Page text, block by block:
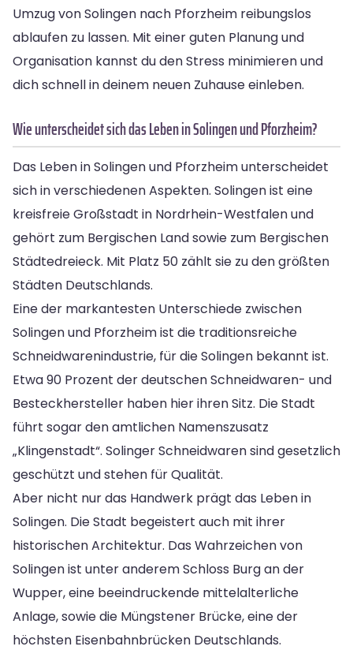
Umzug von Solingen nach Pforzheim reibungslos
ablaufen zu lassen. Mit einer guten Planung und
Organisation kannst du den Stress minimieren und
dich schnell in deinem neuen Zuhause einleben.
Wie unterscheidet sich das Leben in Solingen und Pforzheim?
Das Leben in Solingen und Pforzheim unterscheidet
sich in verschiedenen Aspekten. Solingen ist eine
kreisfreie Großstadt in Nordrhein-Westfalen und
gehört zum Bergischen Land sowie zum Bergischen
Städtedreieck. Mit Platz 50 zählt sie zu den größten
Städten Deutschlands.
Eine der markantesten Unterschiede zwischen
Solingen und Pforzheim ist die traditionsreiche
Schneidwarenindustrie, für die Solingen bekannt ist.
Etwa 90 Prozent der deutschen Schneidwaren- und
Besteckhersteller haben hier ihren Sitz. Die Stadt
führt sogar den amtlichen Namenszusatz
„Klingenstadt“. Solinger Schneidwaren sind gesetzlich
geschützt und stehen für Qualität.
Aber nicht nur das Handwerk prägt das Leben in
Solingen. Die Stadt begeistert auch mit ihrer
historischen Architektur. Das Wahrzeichen von
Solingen ist unter anderem Schloss Burg an der
Wupper, eine beeindruckende mittelalterliche
Anlage, sowie die Müngstener Brücke, eine der
höchsten Eisenbahnbrücken Deutschlands.